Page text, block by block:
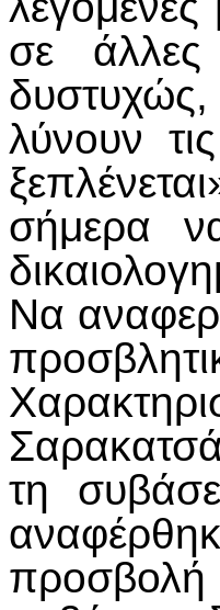
σε
λύνουν
σήμερα
Να
τη